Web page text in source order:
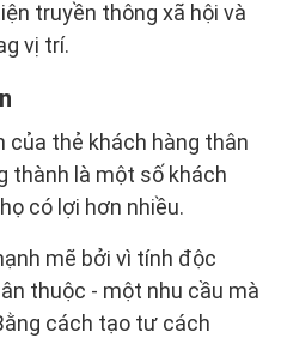
truyền thông xã hội và
vị trí.
của thẻ khách hàng thân
thành là một số khách
có lợi hơn nhiều.
mẽ bởi vì tính độc
thuộc - một nhu cầu mà
cách tạo tư cách